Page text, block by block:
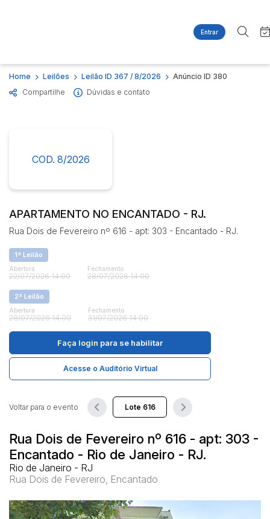
Entrar
Site
Agenda
Quem Somos
Imóveis
Casas
Ponto Comercial
Terreno
Busca por palavra-chave
Estados
Judiciais Extrajudiciais
Faixa de valor
R$
Home Leilões Leilão ID 367 / 8/2026
Anúncio ID 380
Compartilhe
Dúvidas e contato
COD. 8/2026
APARTAMENTO NO ENCANTADO - RJ.
Rua Dois de Fevereiro nº 616 - apt: 303 - Encantado - RJ.
1ª Leilão
Abertura
22/07/2026 14:00
Fechamento
28/07/2026 14:00
2ª Leilão
Abertura
28/07/2026 14:00
Fechamento
31/07/2026 14:00
Faça login para se habilitar
Acesse o Auditório Virtual
Rua Dois de Fevereiro nº 616 - apt: 303 -
Encantado - Rio de Janeiro - RJ.
Rio de Janeiro - RJ
Rua Dois de Fevereiro, Encantado
Voltar para o evento